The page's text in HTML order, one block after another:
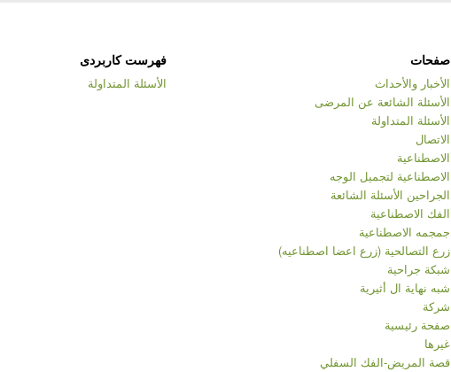
صفحات
الأخبار والأحداث
الأسئلة الشائعة عن المرضى
الأسئلة المتداولة
الاتصال
الاصطناعية
الاصطناعية لتجميل الوجه
الجراحين الأسئلة الشائعة
الفك الاصطناعية
جمجمه الاصطناعية
زرع التصالحية (زرع اعضا اصطناعیه)
شبكة جراحية
شبه نهاية ال أثيرية
شركة
صفحة رئيسية
غیرها
قصة المريض-الفك السفلي
فهرست کاربردی
الأسئلة المتداولة